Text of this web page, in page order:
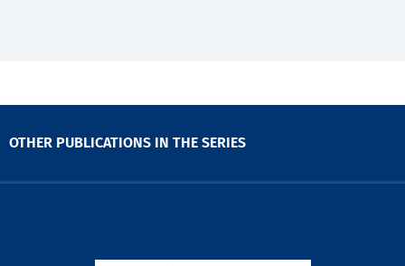
OTHER PUBLICATIONS IN THE SERIES